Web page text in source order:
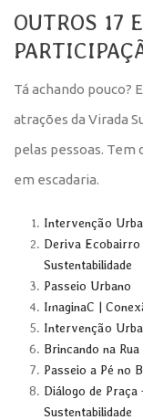
OUTROS 17
Tá achando pouco?
atrações da Virada
pelas pessoas.
em escadaria.
Intervenção
Deriva Ecobairro
Sustentabilidade
Passeio Urbano
ImaginaC |
Intervenção
Brincando na
Passeio a Pé no
Diálogo de
Sustentabilidade